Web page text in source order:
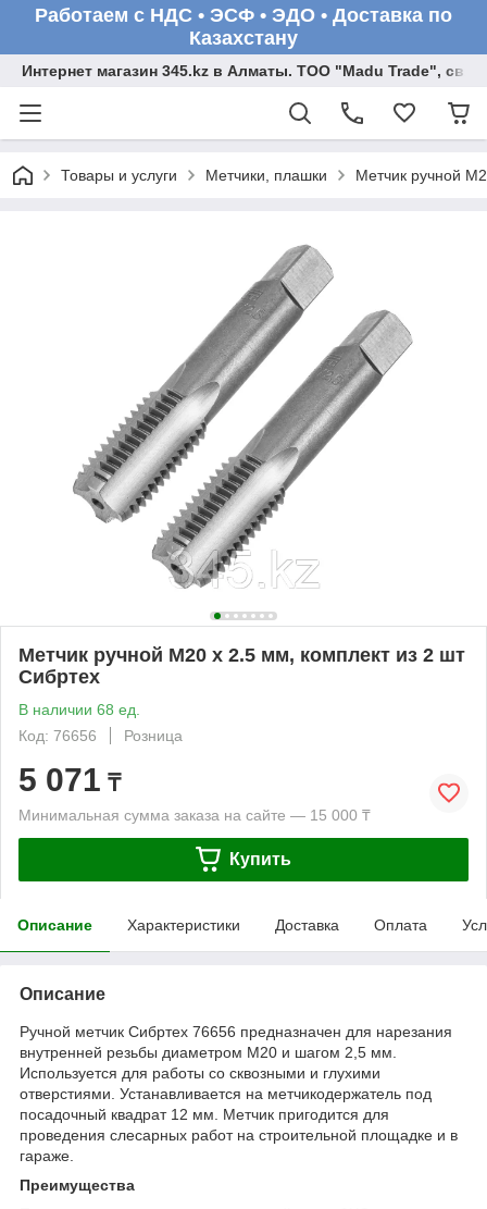
Работаем с НДС • ЭСФ • ЭДО • Доставка по
Казахстану
Интернет магазин 345.kz в Алматы. ТОО "Madu Trade",
Товары и услуги Метчики, плашки Метчик ручной
Метчик ручной М20 х 2.5 мм, комплект из 2 шт
Сибртех
В наличии 68 ед.
Код: 76656
Розница
5 071 ₸
Минимальная сумма заказа на сайте — 15 000 ₸
Купить
Описание Характеристики Доставка Оплата
Описание
Ручной метчик Сибртех 76656 предназначен для нарезания
внутренней резьбы диаметром М20 и шагом 2,5 мм.
Используется для работы со сквозными и глухими
отверстиями. Устанавливается на метчикодержатель под
посадочный квадрат 12 мм. Метчик пригодится для
проведения слесарных работ на строительной площадке и в
гараже.
Преимущества